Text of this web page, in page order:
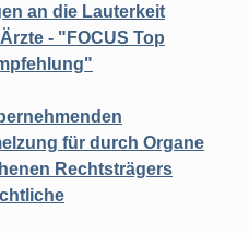
an die Lauterkeit
- "FOCUS Top
für durch Organe
Rechtsträgers